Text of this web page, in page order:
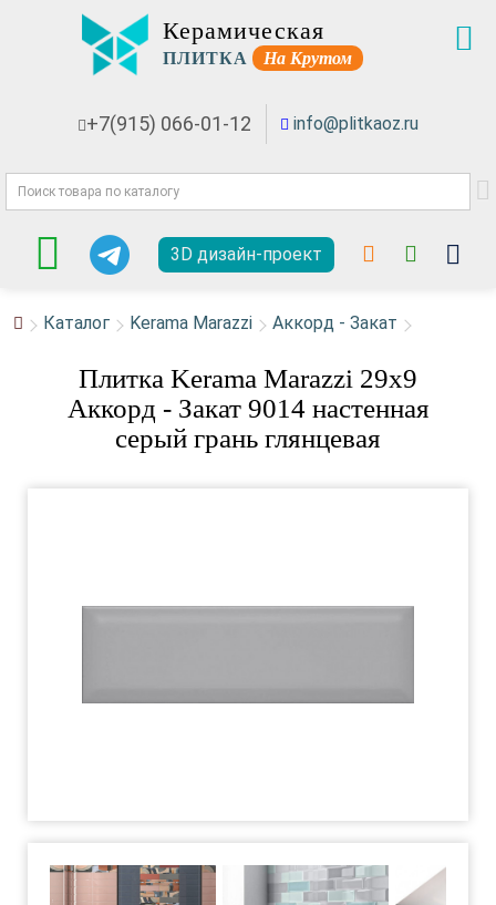
Керамическая
ПЛИТКА На Крутом
+7(915) 066-01-12 info@plitkaoz.ru
3D дизайн-проект
Каталог Kerama Marazzi Аккорд - Закат
Плитка Kerama Marazzi 29x9
Аккорд - Закат 9014 настенная
серый грань глянцевая